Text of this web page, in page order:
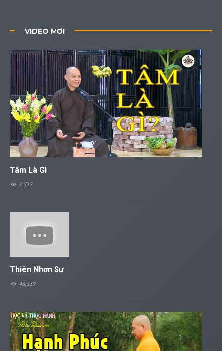
VIDEO MỚI
Tâm Là Gì
2,512
Thiên Nhơn Sư
46,539